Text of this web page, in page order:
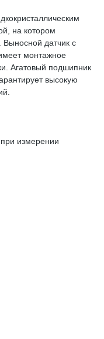
на котором
Выносной датчик с
монтажное
Агатовый подшипник
высокую
при измерении